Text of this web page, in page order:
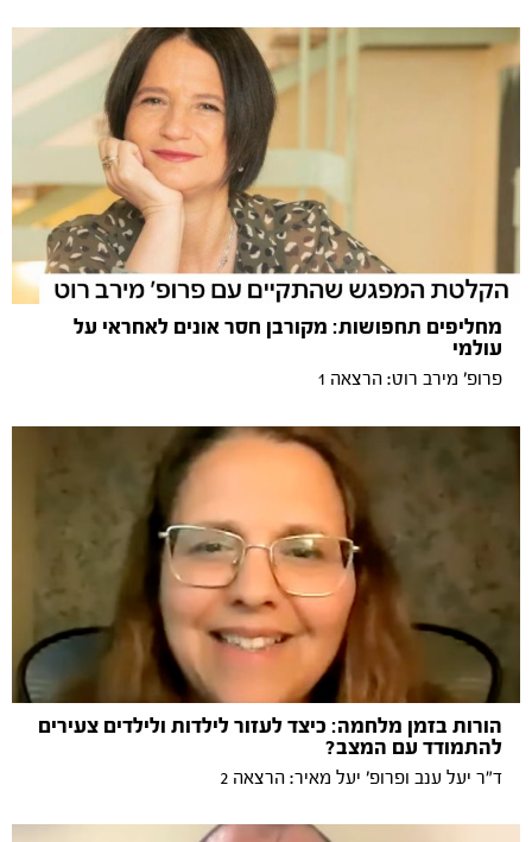
מחליפים תחפושות: מקורבן חסר אונים לאחראי על
עולמי
פרופ׳ מירב רוט: הרצאה 1
הורות בזמן מלחמה: כיצד לעזור לילדות ולילדים צעירים
להתמודד עם המצב?
ד״ר יעל ענב ופרופ׳ יעל מאיר: הרצאה 2